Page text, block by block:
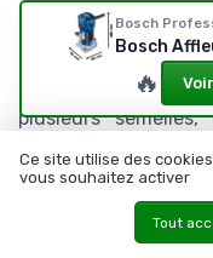
Faut il
une
Pour un premier
plusieurs
achat au détail.
accessoires
tourner vers une
Bosch
Bosch
🔥
Ce site utilise des
vous souhaitez activer
Tout